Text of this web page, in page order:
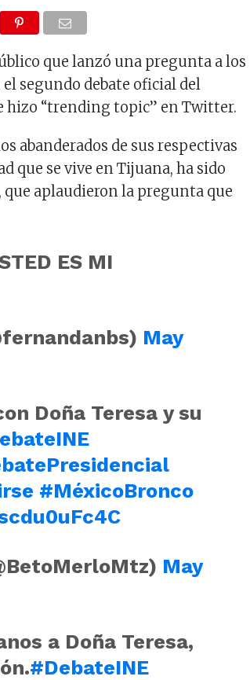
que lanzó una pregunta a los
segundo debate oficial del
hizo “trending topic” en Twitter.
abanderados de sus respectivas
que se vive en Tijuana, ha sido
aplaudieron la pregunta que
ES MI
May
Doña Teresa y su
#MéxicoBronco
May
a Doña Teresa,
#DebateINE